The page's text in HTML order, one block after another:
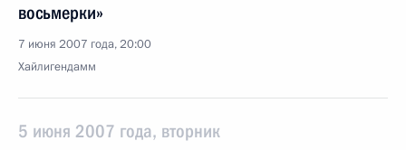
восьмерки»
7 июня 2007 года, 20:00
Хайлигендамм
5 июня 2007 года, вторник